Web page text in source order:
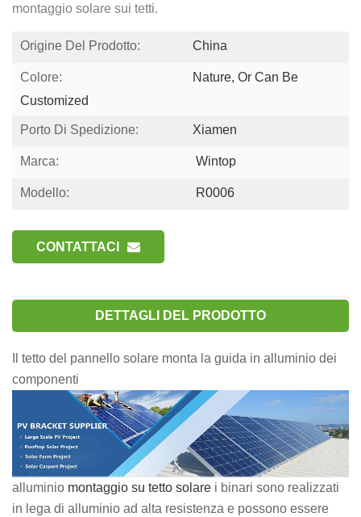
montaggio solare sui tetti.
Origine Del Prodotto: China
Colore:
Nature, Or Can Be
Customized
Porto Di Spedizione: Xiamen
Marca: Wintop
Modello: R0006
CONTATTACI
DETTAGLI DEL PRODOTTO
Il tetto del pannello solare monta la guida in alluminio dei
componenti
alluminio montaggio su tetto solare i binari sono realizzati
in lega di alluminio ad alta resistenza e possono essere